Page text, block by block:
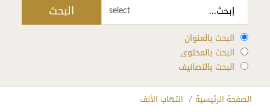
select البحث
البحث بالعنوان
البحث بالمحتوى
البحث بالتصانيف
الصفحة الرئيسية التهاب الأنف